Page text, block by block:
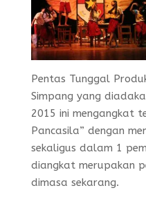
Pentas Tunggal
Simpang yang
2015 ini mengangkat
Pancasila” dengan
sekaligus dalam 1
diangkat merupakan
dimasa sekarang.